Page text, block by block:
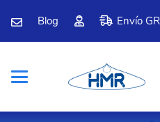
Blog Envío